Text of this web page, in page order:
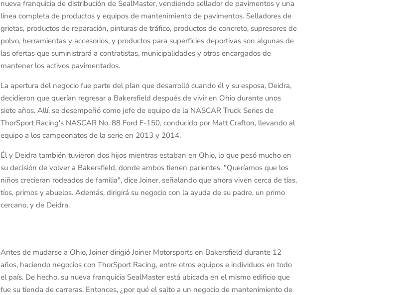
nueva franquicia de distribución de SealMaster, vendiendo sellador de pavimentos y una
línea completa de productos y equipos de mantenimiento de pavimentos. Selladores de
grietas, productos de reparación, pinturas de tráfico, productos de concreto, supresores de
polvo, herramientas y accesorios, y productos para superficies deportivas son algunas de
las ofertas que suministrará a contratistas, municipalidades y otros encargados de
mantener los activos pavimentados.
La apertura del negocio fue parte del plan que desarrolló cuando él y su esposa, Deidra,
decidieron que querían regresar a Bakersfield después de vivir en Ohio durante unos
siete años. Allí, se desempeñó como jefe de equipo de la NASCAR Truck Series de
ThorSport Racing's NASCAR No. 88 Ford F-150, conducido por Matt Crafton, llevando al
equipo a los campeonatos de la serie en 2013 y 2014.
Él y Deidra también tuvieron dos hijos mientras estaban en Ohio, lo que pesó mucho en
su decisión de volver a Bakersfield, donde ambos tienen parientes. "Queríamos que los
niños crecieran rodeados de familia", dice Joiner, señalando que ahora viven cerca de tías,
tíos, primos y abuelos. Además, dirigirá su negocio con la ayuda de su padre, un primo
cercano, y de Deidra.
Antes de mudarse a Ohio, Joiner dirigió Joiner Motorsports en Bakersfield durante 12
años, haciendo negocios con ThorSport Racing, entre otros equipos e individuos en todo
el país. De hecho, su nueva franquicia SealMaster está ubicada en el mismo edificio que
fue su tienda de carreras. Entonces, ¿por qué el salto a un negocio de mantenimiento de